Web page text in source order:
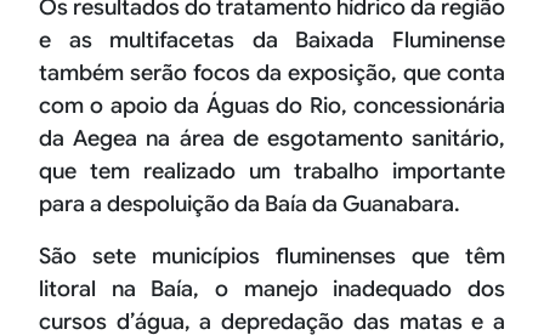
Os resultados do tratamento hídrico da região
e as multifacetas da Baixada Fluminense
também serão focos da exposição, que conta
com o apoio da Águas do Rio, concessionária
da Aegea na área de esgotamento sanitário,
que tem realizado um trabalho importante
para a despoluição da Baía da Guanabara.
São sete municípios fluminenses que têm
litoral na Baía, o manejo inadequado dos
cursos d’água, a depredação das matas e a